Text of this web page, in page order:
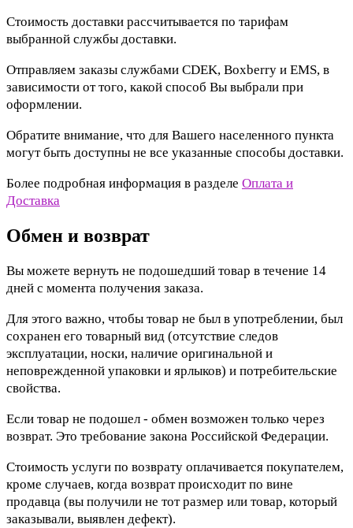
Стоимость доставки рассчитывается по тарифам
выбранной службы доставки.
Отправляем заказы службами CDEK, Boxberry и EMS, в
зависимости от того, какой способ Вы выбрали при
оформлении.
Обратите внимание, что для Вашего населенного пункта
могут быть доступны не все указанные способы доставки.
Более подробная информация в разделе Оплата и
Доставка
Обмен и возврат
Вы можете вернуть не подошедший товар в течение 14
дней с момента получения заказа.
Для этого важно, чтобы товар не был в употреблении, был
сохранен его товарный вид (отсутствие следов
эксплуатации, носки, наличие оригинальной и
неповрежденной упаковки и ярлыков) и потребительские
свойства.
Если товар не подошел - обмен возможен только через
возврат. Это требование закона Российской Федерации.
Стоимость услуги по возврату оплачивается покупателем,
кроме случаев, когда возврат происходит по вине
продавца (вы получили не тот размер или товар, который
заказывали, выявлен дефект).